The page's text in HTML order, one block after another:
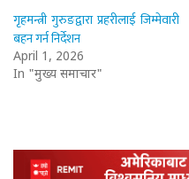
गृहमन्त्री गुरुङद्वारा प्रहरीलाई जिम्मेवारी
बहन गर्न निर्देशन
April 1, 2026
In "मुख्य समाचार"